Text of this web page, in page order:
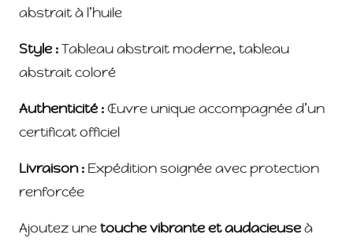
abstrait à l’huile
Style :Tableau abstrait moderne, tableau
abstrait coloré
Authenticité :Œuvre unique accompagnée d’un
certificat officiel
Livraison : Expédition soignée avec protection
renforcée
Ajoutez unetouche vibrante et audacieuseà